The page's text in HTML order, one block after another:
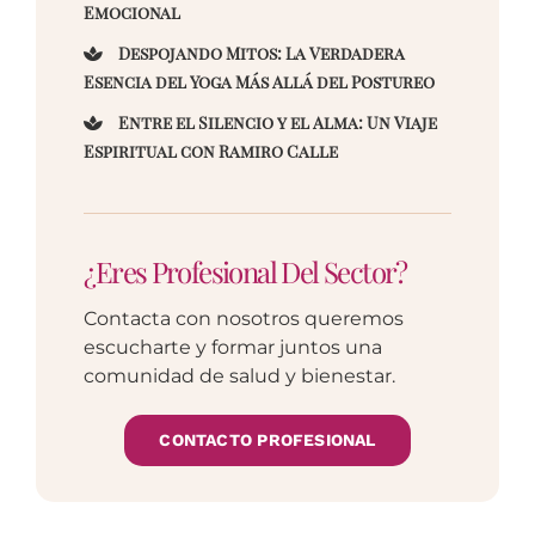
Emocional
Despojando Mitos: La Verdadera
Esencia del Yoga Más Allá del Postureo
Entre el Silencio y el Alma: Un Viaje
Espiritual con Ramiro Calle
¿Eres Profesional Del Sector?
Contacta con nosotros queremos
escucharte y formar juntos una
comunidad de salud y bienestar.
CONTACTO PROFESIONAL